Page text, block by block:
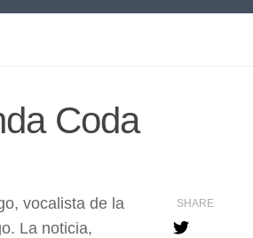
Coda
vocalista de la
La noticia,
SHARE